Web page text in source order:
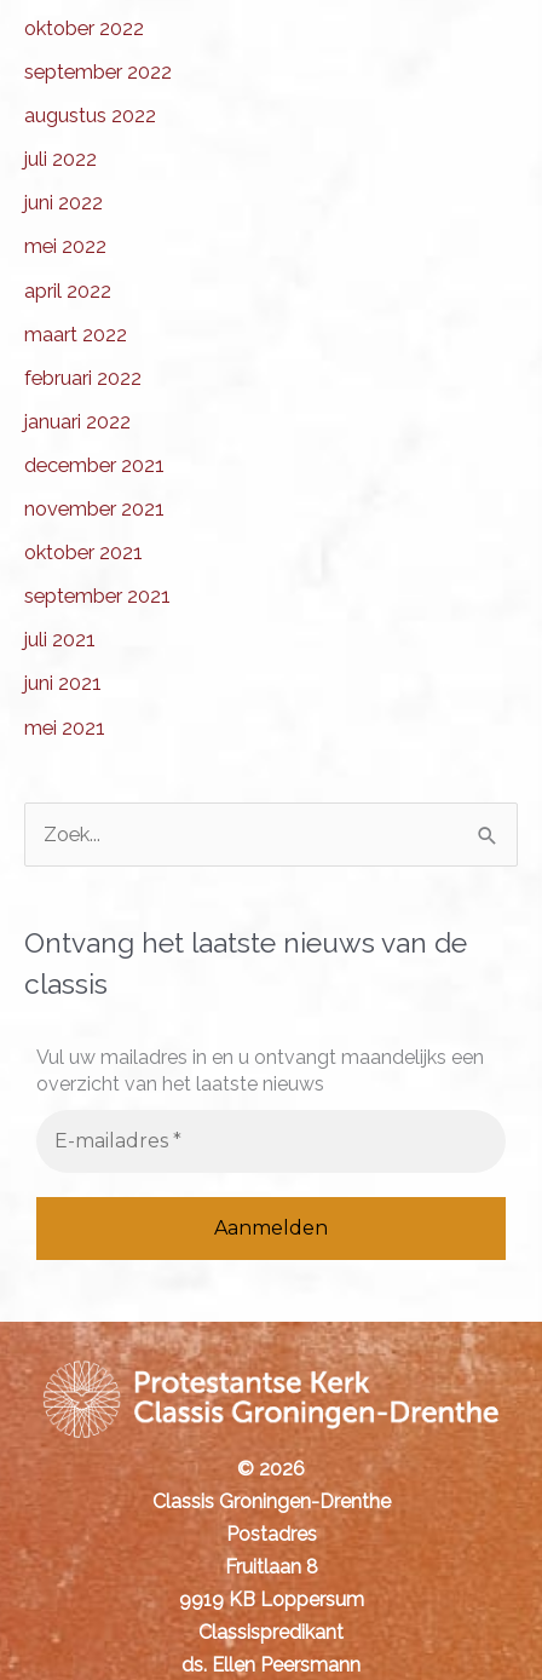
oktober 2022
september 2022
augustus 2022
juli 2022
juni 2022
mei 2022
april 2022
maart 2022
februari 2022
januari 2022
december 2021
november 2021
oktober 2021
september 2021
juli 2021
juni 2021
mei 2021
k
n
Ontvang het laatste nieuws van de
classis
Vul uw mailadres in en u ontvangt maandelijks een
overzicht van het laatste nieuws
© 2026
Classis Groningen-Drenthe
Postadres
Fruitlaan 8
9919 KB Loppersum
Classispredikant
ds. Ellen Peersmann